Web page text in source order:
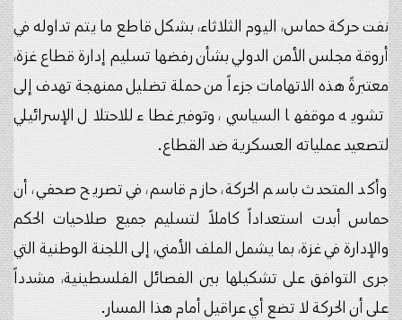
نفت حركة حماس، اليوم الثلاثاء، بشكل قاطع ما يتم تداوله في
أروقة مجلس الأمن الدولي بشأن رفضها تسليم إدارة قطاع غزة،
معتبرةً هذه الاتهامات جزءاً من حملة تضليل ممنهجة تهدف إلى
تشويه موقفها السياسي، وتوفير غطاء للاحتلال الإسرائيلي
لتصعيد عملياته العسكرية ضد القطاع.
وأكد المتحدث باسم الحركة، حازم قاسم، في تصريح صحفي، أن
حماس أبدت استعداداً كاملاً لتسليم جميع صلاحيات الحكم
والإدارة في غزة، بما يشمل الملف الأمني، إلى اللجنة الوطنية التي
جرى التوافق على تشكيلها بين الفصائل الفلسطينية، مشدداً
على أن الحركة لا تضع أي عراقيل أمام هذا المسار.